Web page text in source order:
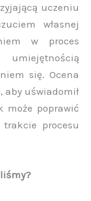
uczeniu
własnej
w proces
się. Ocena
aby uświadomił
może poprawić
procesu